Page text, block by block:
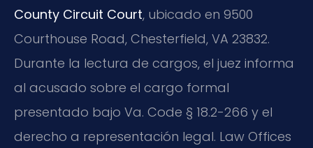
County Circuit Court, ubicado en 9500
Courthouse Road, Chesterfield, VA 23832.
Durante la lectura de cargos, el juez informa
al acusado sobre el cargo formal
presentado bajo Va. Code § 18.2-266 y el
derecho a representación legal. Law Offices